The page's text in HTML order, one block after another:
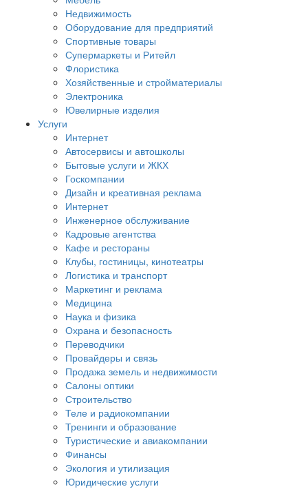
Недвижимость
Оборудование для предприятий
Спортивные товары
Супермаркеты и Ритейл
Флористика
Хозяйственные и стройматериалы
Электроника
Ювелирные изделия
Услуги
Интернет
Автосервисы и автошколы
Бытовые услуги и ЖКХ
Госкомпании
Дизайн и креативная реклама
Интернет
Инженерное обслуживание
Кадровые агентства
Кафе и рестораны
Клубы, гостиницы, кинотеатры
Логистика и транспорт
Маркетинг и реклама
Медицина
Наука и физика
Охрана и безопасность
Переводчики
Провайдеры и связь
Продажа земель и недвижимости
Салоны оптики
Строительство
Теле и радиокомпании
Тренинги и образование
Туристические и авиакомпании
Финансы
Экология и утилизация
Юридические услуги